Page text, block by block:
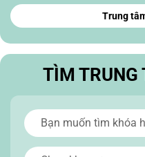
Trung
TÌM TRUNG